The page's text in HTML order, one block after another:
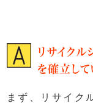
リサイク
を確立して
まず、リサイク